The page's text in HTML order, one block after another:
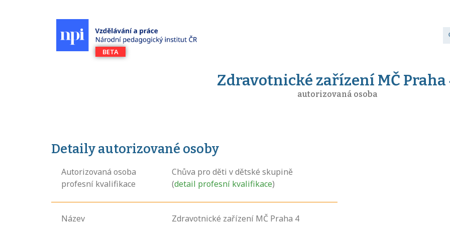
Zdravotnické zařízení MČ Praha
autorizovaná osoba
Detaily autorizované osoby
Autorizovaná osoba
profesní kvalifikace
Chůva pro děti v dětské skupině
(detail profesní kvalifikace)
Název Zdravotnické zařízení MČ Praha 4